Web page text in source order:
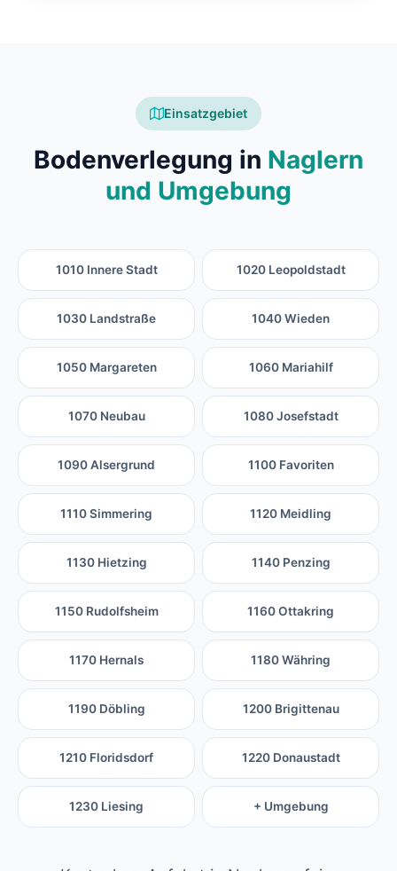
Einsatzgebiet
Bodenverlegung in Naglern
und Umgebung
1010 Innere Stadt 1020 Leopoldstadt
1030 Landstraße 1040 Wieden
1050 Margareten 1060 Mariahilf
1070 Neubau 1080 Josefstadt
1090 Alsergrund 1100 Favoriten
1110 Simmering 1120 Meidling
1130 Hietzing 1140 Penzing
1150 Rudolfsheim 1160 Ottakring
1170 Hernals 1180 Währing
1190 Döbling 1200 Brigittenau
1210 Floridsdorf 1220 Donaustadt
1230 Liesing + Umgebung